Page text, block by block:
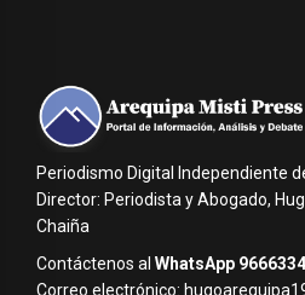
Periodismo Digital Independiente
Director: Periodista y Abogado,
Chaiña
Contáctenos al WhatsApp
Correo electrónico: